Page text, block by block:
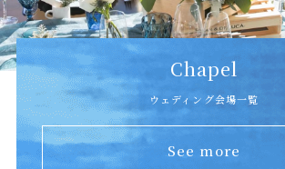
Chapel
ウェディング会場一覧
See more